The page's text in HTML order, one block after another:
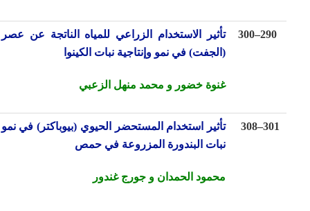
300
تأثير الاستخدام الزراعي للمياه الناتجة عن عصر الزيتون
(الجفت) في نمو وإنتاجية نبات الكينوا
غنوة خضور و محمد منهل الزعبي
308
تأثير استخدام المستحضر الحيوي (بيوباكتر) في نمو وإنتاجية
نبات البندورة المزروعة في حمص
محمود الحمدان و جورج غندور